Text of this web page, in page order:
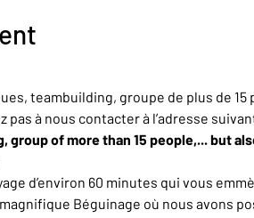
teambuilding, groupe de plus de
pas à nous contacter à l’adresse
group of more than 15 people,... but
d’environ 60 minutes qui vous
Béguinage où nous avons